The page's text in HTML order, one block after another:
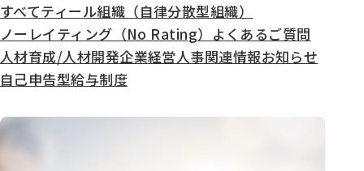
カ
テ
ゴ
リ
ー
すべてティール組織（自律分散型組織）
ノーレイティング（No Rating） よくあるご質問
人材育成/人材開発企業経営人事関連情報お知らせ
自己申告型給与制度